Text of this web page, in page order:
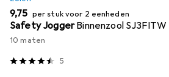
EUR
9,75 per stuk voor 2 eenheden
Safety JoggerBinnenzool SJ3FITW
10 maten
5